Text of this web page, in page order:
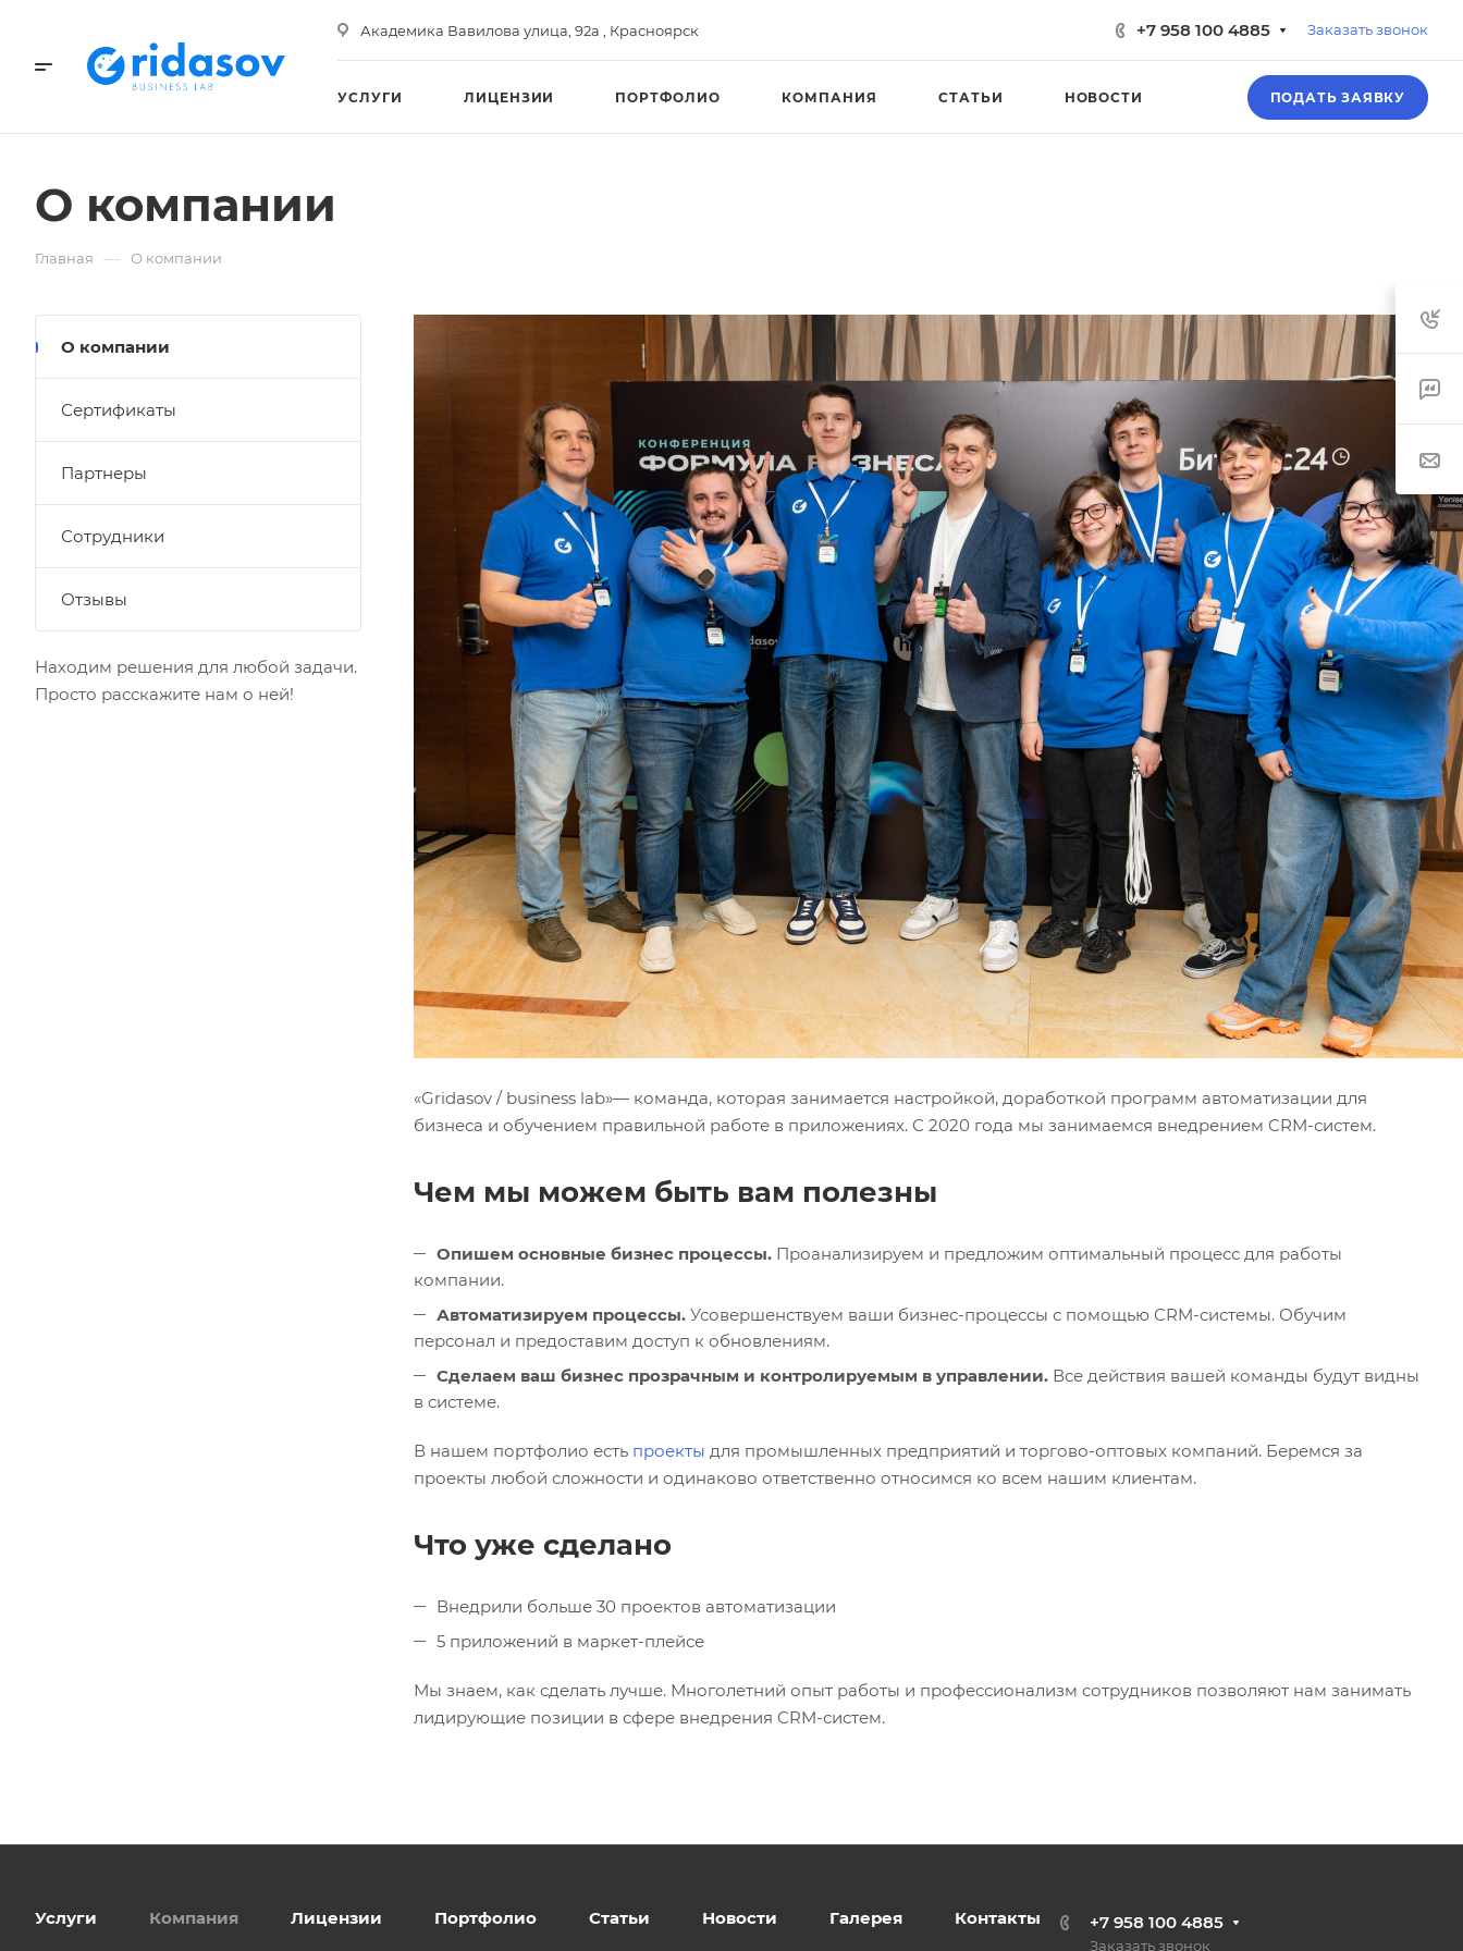
Академика Вавилова улица, 92а , Красноярск​ +7 958 100 4885 Заказать звонок
УСЛУГИ ЛИЦЕНЗИИ ПОРТФОЛИО КОМПАНИЯ СТАТЬИ НОВОСТИ ПОДАТЬ ЗАЯВКУ
О компании
Главная — О компании
«Gridasov / business lab»— команда, которая занимается настройкой, доработкой программ автоматизации для
бизнеса и обучением правильной работе в приложениях. С 2020 года мы занимаемся внедрением CRM-систем.
Чем мы можем быть вам полезны
Опишем основные бизнес процессы. Проанализируем и предложим оптимальный процесс для работы
компании.
Автоматизируем процессы. Усовершенствуем ваши бизнес-процессы с помощью CRM-системы. Обучим
персонал и предоставим доступ к обновлениям.
Сделаем ваш бизнес прозрачным и контролируемым в управлении. Все действия вашей команды будут видны
в системе.
В нашем портфолио есть проекты для промышленных предприятий и торгово-оптовых компаний. Беремся за
проекты любой сложности и одинаково ответственно относимся ко всем нашим клиентам.
Что уже сделано
Внедрили больше 30 проектов автоматизации
5 приложений в маркет-плейсе
Мы знаем, как сделать лучше. Многолетний опыт работы и профессионализм сотрудников позволяют нам занимать
лидирующие позиции в сфере внедрения CRM-систем.
О компании
Сертификаты
Партнеры
Сотрудники
Отзывы
Находим решения для любой задачи.
Просто расскажите нам о ней!
Услуги Компания Лицензии Портфолио Статьи Новости Галерея Контакты +7 958 100 4885
Заказать звонок